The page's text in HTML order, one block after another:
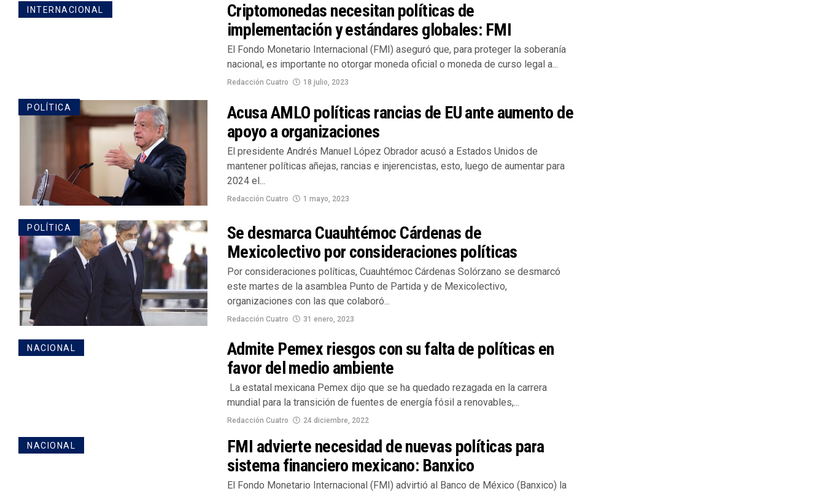
INTERNACIONAL
Criptomonedas necesitan políticas de
implementación y estándares globales: FMI
El Fondo Monetario Internacional (FMI) aseguró que, para proteger la soberanía
nacional, es importante no otorgar moneda oficial o moneda de curso legal a...
Redacción Cuatro 18 julio, 2023
POLÍTICA
Acusa AMLO políticas rancias de EU ante aumento de
apoyo a organizaciones
El presidente Andrés Manuel López Obrador acusó a Estados Unidos de
mantener políticas añejas, rancias e injerencistas, esto, luego de aumentar para
2024 el...
Redacción Cuatro 1 mayo, 2023
POLÍTICA
Se desmarca Cuauhtémoc Cárdenas de
Mexicolectivo por consideraciones políticas
Por consideraciones políticas, Cuauhtémoc Cárdenas Solórzano se desmarcó
este martes de la asamblea Punto de Partida y de Mexicolectivo,
organizaciones con las que colaboró...
Redacción Cuatro 31 enero, 2023
NACIONAL
Admite Pemex riesgos con su falta de políticas en
favor del medio ambiente
La estatal mexicana Pemex dijo que se ha quedado rezagada en la carrera
mundial para la transición de fuentes de energía fósil a renovables,...
Redacción Cuatro 24 diciembre, 2022
NACIONAL
FMI advierte necesidad de nuevas políticas para
sistema financiero mexicano: Banxico
El Fondo Monetario Internacional (FMI) advirtió al Banco de México (Banxico) la